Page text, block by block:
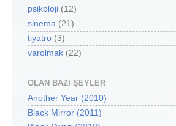
psikoloji (12)
sinema (21)
tiyatro (3)
varolmak (22)
OLAN BAZI ŞEYLER
Another Year (2010)
Black Mirror (2011)